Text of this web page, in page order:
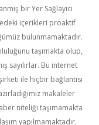
bir Yer Sağlayıcı
içerikleri proaktif
bulunmamaktadır.
taşımakta olup,
sayılırlar. Bu internet
ile hiçbir bağlantısı
makaleler
niteliği taşımamakta
yapılmamaktadır.